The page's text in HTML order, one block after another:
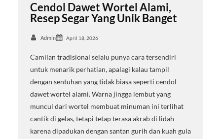
Cendol Dawet Wortel Alami,
Resep Segar Yang Unik Banget
Admin April 18, 2026
Camilan tradisional selalu punya cara tersendiri
untuk menarik perhatian, apalagi kalau tampil
dengan sentuhan yang tidak biasa seperti cendol
dawet wortel alami. Warna jingga lembut yang
muncul dari wortel membuat minuman ini terlihat
cantik di gelas, tetapi tetap terasa akrab di lidah
karena dipadukan dengan santan gurih dan kuah gula